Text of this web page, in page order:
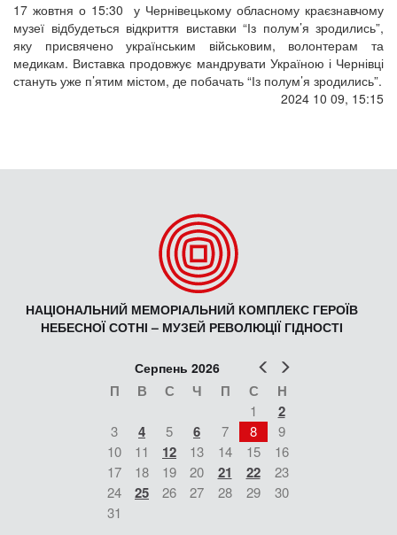
17 жовтня о 15:30 у Чернівецькому обласному краєзнавчому
музеї відбудеться відкриття виставки “Із полум’я зродились”,
яку присвячено українським військовим, волонтерам та
медикам. Виставка продовжує мандрувати Україною і Чернівці
стануть уже п’ятим містом, де побачать “Із полум’я зродились”.
2024 10 09, 15:15
НАЦІОНАЛЬНИЙ МЕМОРІАЛЬНИЙ КОМПЛЕКС ГЕРОЇВ
НЕБЕСНОЇ СОТНІ – МУЗЕЙ РЕВОЛЮЦІЇ ГІДНОСТІ
Попер
Серпень 2026
П В С Ч П С Н
1 2
3 4 5 6 7 8
9
10
11 12 13 14 15
16
17
18 19 20 21 22
23
24
25 26 27 28 29
30
31